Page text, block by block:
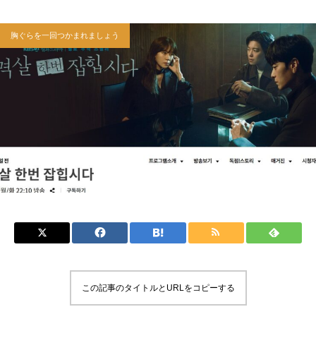
胸ぐらを一回つかまれましょう
この記事のタイトルとURLをコピーする